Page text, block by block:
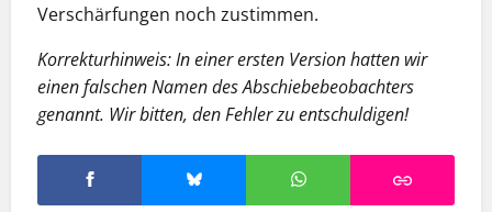
Verschärfungen noch zustimmen.
Korrekturhinweis: In einer ersten Version hatten wir
einen falschen Namen des Abschiebebeobachters
genannt. Wir bitten, den Fehler zu entschuldigen!